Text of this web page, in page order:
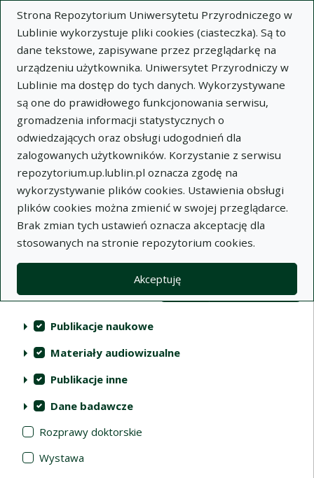
Strona Repozytorium Uniwersytetu Przyrodniczego w
Lublinie wykorzystuje pliki cookies (ciasteczka). Są to
dane tekstowe, zapisywane przez przeglądarkę na
urządzeniu użytkownika. Uniwersytet Przyrodniczy w
Lublinie ma dostęp do tych danych. Wykorzystywane
są one do prawidłowego funkcjonowania serwisu,
gromadzenia informacji statystycznych o
odwiedzających oraz obsługi udogodnień dla
zalogowanych użytkowników. Korzystanie z serwisu
repozytorium.up.lublin.pl oznacza zgodę na
wykorzystywanie plików cookies. Ustawienia obsługi
plików cookies można zmienić w swojej przeglądarce.
Brak zmian tych ustawień oznacza akceptację dla
stosowanych na stronie repozytorium cookies.
Akceptuję
Wyszukaj
Repozytorium Uniwersytetu
Przyrodniczego w Lublinie
Kolekcje
Lista wyników wyszukiwania
Filtry wyszukiwania (automatyczne
Akcje na kolekcjach
Kolekcje (automatyczne przeładowanie treści)
Publikacje naukowe
Materiały audiowizualne
Publikacje inne
Dane badawcze
Rozprawy doktorskie
Wystawa